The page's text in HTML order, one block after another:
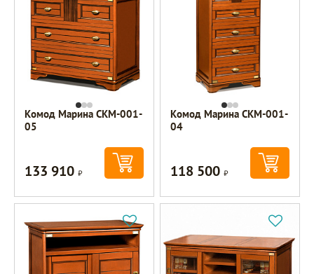
Комод Марина СКМ-001-
05
133 910Р
Комод Марина СКМ-001-
04
118 500Р